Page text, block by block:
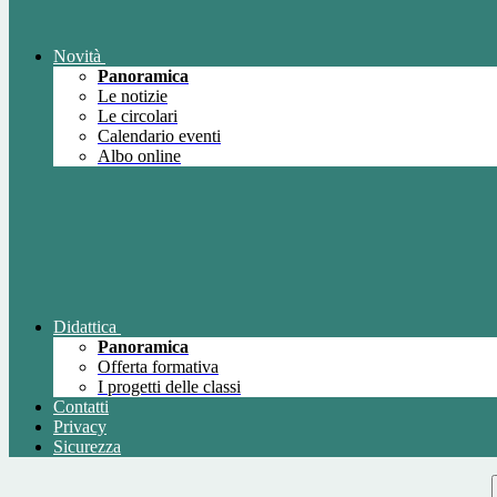
Novità
Panoramica
Le notizie
Le circolari
Calendario eventi
Albo online
Didattica
Panoramica
Offerta formativa
I progetti delle classi
Contatti
Privacy
Sicurezza